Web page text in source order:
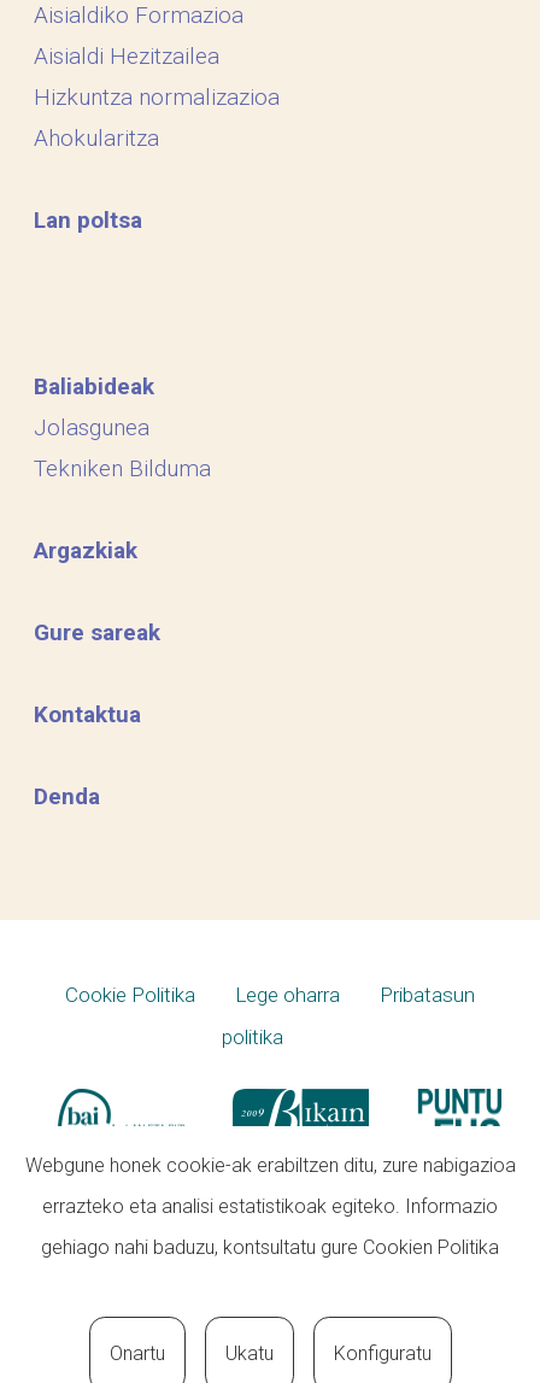
Aisialdiko Formazioa
Aisialdi Hezitzailea
Hizkuntza normalizazioa
Ahokularitza
Lan poltsa
Baliabideak
Jolasgunea
Tekniken Bilduma
Argazkiak
Gure sareak
Kontaktua
Denda
Cookie Politika Lege oharra
Pribatasun
politika
Webgune honek cookie-ak erabiltzen ditu, zure nabigazioa
errazteko eta analisi estatistikoak egiteko. Informazio
gehiago nahi baduzu, kontsultatu gure Cookien Politika
Onartu Ukatu Konfiguratu